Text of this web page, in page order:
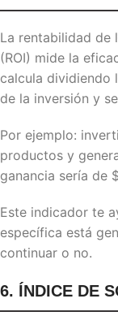
La rentabilidad de
(ROI) mide la
calcula dividiendo
de la inversión y
Por ejemplo:
productos y
ganancia sería de
Este indicador te
específica está
continuar o no.
6. ÍNDICE DE